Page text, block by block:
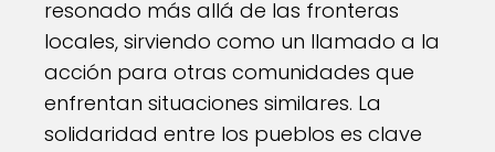
resonado más allá de las fronteras
locales, sirviendo como un llamado a la
acción para otras comunidades que
enfrentan situaciones similares. La
solidaridad entre los pueblos es clave